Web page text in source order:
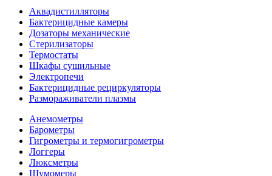
Аквадистилляторы
Бактерицидные камеры
Дозаторы механические
Стерилизаторы
Термостаты
Шкафы сушильные
Электропечи
Бактерицидные рециркуляторы
Размораживатели плазмы
Анемометры
Барометры
Гигрометры и термогигрометры
Логгеры
Люксметры
Шумомеры